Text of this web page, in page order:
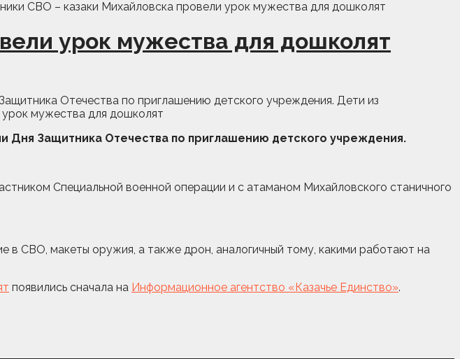
урок мужества для дошколят
Отечества по приглашению детского учреждения. Дети из
Защитника Отечества по приглашению детского учреждения.
Специальной военной операции и с атаманом Михайловского станичного
в СВО, макеты оружия, а также дрон, аналогичный тому, какими работают на
появились сначала на Информационное агентство «Казачье Единство».